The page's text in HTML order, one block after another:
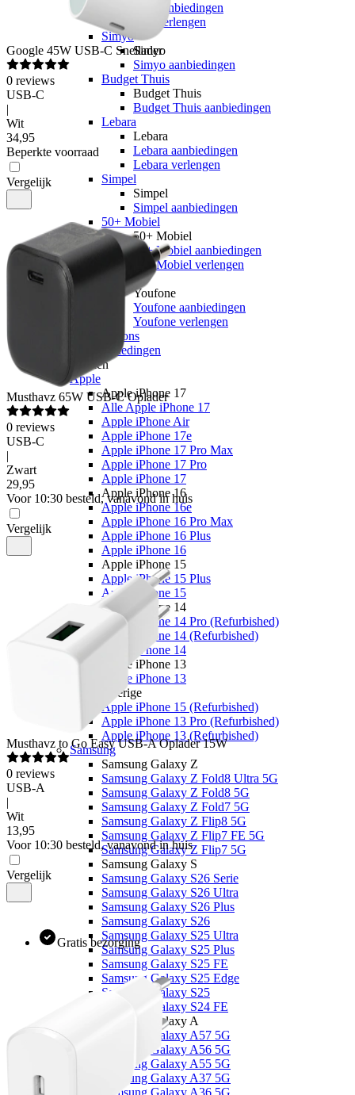
Ben aanbiedingen
Ben verlengen
Simyo
Simyo
Simyo aanbiedingen
Budget Thuis
Budget Thuis
Budget Thuis aanbiedingen
Lebara
Lebara
Lebara aanbiedingen
Lebara verlengen
Simpel
Simpel
Simpel aanbiedingen
50+ Mobiel
50+ Mobiel
50+ Mobiel aanbiedingen
50+ Mobiel verlengen
Youfone
Youfone
Youfone aanbiedingen
Youfone verlengen
Alle telefoons
Alle aanbiedingen
Merken
Apple
Apple iPhone 17
Alle Apple iPhone 17
Apple iPhone Air
Apple iPhone 17e
Apple iPhone 17 Pro Max
Apple iPhone 17 Pro
Apple iPhone 17
Apple iPhone 16
Apple iPhone 16e
Apple iPhone 16 Pro Max
Apple iPhone 16 Plus
Apple iPhone 16
Apple iPhone 15
Apple iPhone 15 Plus
Apple iPhone 15
Apple iPhone 14
Apple iPhone 14 Pro (Refurbished)
Apple iPhone 14 (Refurbished)
Apple iPhone 14
Apple iPhone 13
Apple iPhone 13
Overige
Apple iPhone 15 (Refurbished)
Apple iPhone 13 Pro (Refurbished)
Apple iPhone 13 (Refurbished)
Samsung
Samsung Galaxy Z
Samsung Galaxy Z Fold8 Ultra 5G
Samsung Galaxy Z Fold8 5G
Samsung Galaxy Z Fold7 5G
Samsung Galaxy Z Flip8 5G
Samsung Galaxy Z Flip7 FE 5G
Samsung Galaxy Z Flip7 5G
Samsung Galaxy S
Samsung Galaxy S26 Serie
Samsung Galaxy S26 Ultra
Samsung Galaxy S26 Plus
Samsung Galaxy S26
Samsung Galaxy S25 Ultra
Samsung Galaxy S25 Plus
Samsung Galaxy S25 FE
Samsung Galaxy S25 Edge
Samsung Galaxy S25
Samsung Galaxy S24 FE
Samsung Galaxy A
Samsung Galaxy A57 5G
Samsung Galaxy A56 5G
Samsung Galaxy A55 5G
Samsung Galaxy A37 5G
Samsung Galaxy A36 5G
Google 45W USB-C Snellader
0 reviews
USB-C
|
Wit
34,95
Beperkte voorraad
Vergelijk
Musthavz 65W USB-C Oplader
0 reviews
USB-C
|
Zwart
29,95
Voor 10:30 besteld, vanavond in huis
Vergelijk
Musthavz to Go Easy USB-A Oplader 15W
0 reviews
USB-A
|
Wit
13,95
Voor 10:30 besteld, vanavond in huis
Vergelijk
Gratis bezorging